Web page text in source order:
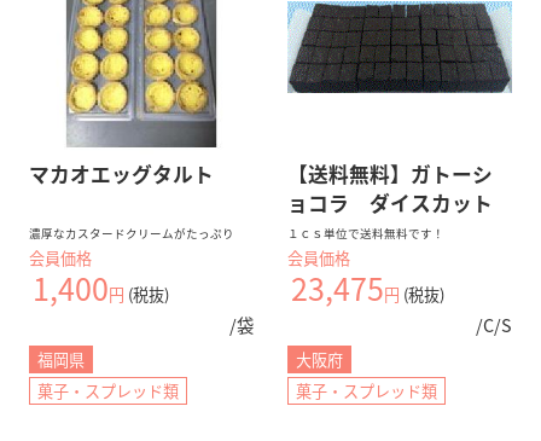
業務用通販サイトBtoB eSmart
無料
仕入れ業務 在庫管理 支払い コスト削減
eSmartを使えば、経営が変わる。
iPhoneをご利用の方（推奨）
マカオエッグタルト
濃厚なカスタードクリームがたっぷり
会員価格
1,400円 (税抜)
/袋
福岡県
菓子・スプレッド類
【送料無料】ガトーシ
ョコラ ダイスカット
１ｃｓ単位で送料無料です！
会員価格
23,475円 (税抜)
/C/S
大阪府
菓子・スプレッド類